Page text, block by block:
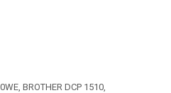
BROTHER DCP 1510,